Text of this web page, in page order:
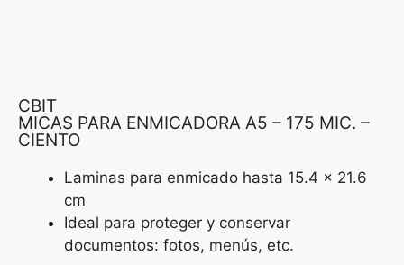
CBIT
MICAS PARA ENMICADORA A5 – 175 MIC. –
CIENTO
Laminas para enmicado hasta 15.4 x 21.6
cm
Ideal para proteger y conservar
documentos: fotos, menús, etc.